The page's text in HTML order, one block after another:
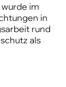
wurde im
in
rund
als